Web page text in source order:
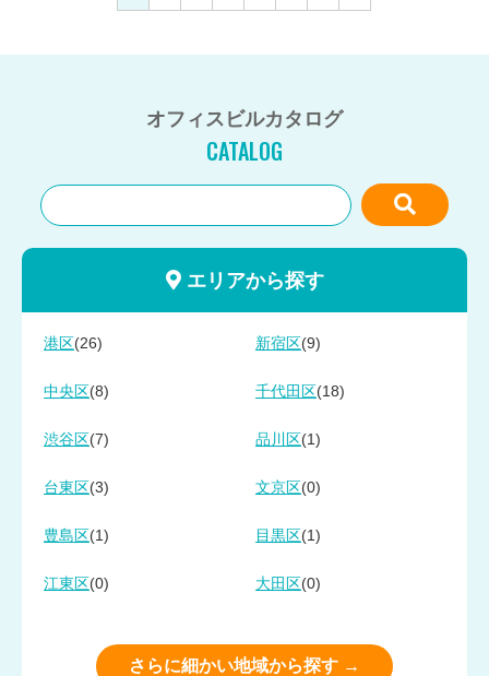
オフィスビルカタログ
CATALOG
エリアから探す
港区 (26) 新宿区 (9)
中央区 (8) 千代田区 (18)
渋谷区 (7) 品川区 (1)
台東区 (3) 文京区 (0)
豊島区 (1) 目黒区 (1)
江東区 (0) 大田区 (0)
さらに細かい地域から探す →